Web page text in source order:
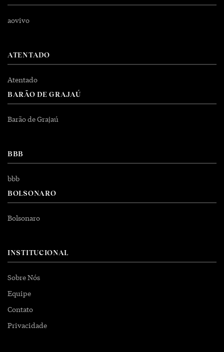
aovivo
ATENTADO
Atentado
BARÃO DE GRAJAÚ
Barão de Grajaú
BBB
bbb
BOLSONARO
Bolsonaro
INSTITUCIONAL
Sobre Nós
Equipe
Contato
Privacidade